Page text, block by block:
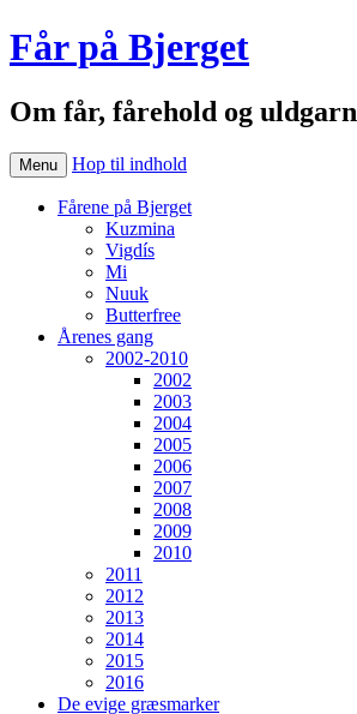
Får på Bjerget
Om får, fårehold og uldgarn
Menu Hop til indhold
Fårene på Bjerget
Kuzmina
Vigdís
Mi
Nuuk
Butterfree
Årenes gang
2002-2010
2002
2003
2004
2005
2006
2007
2008
2009
2010
2011
2012
2013
2014
2015
2016
De evige græsmarker